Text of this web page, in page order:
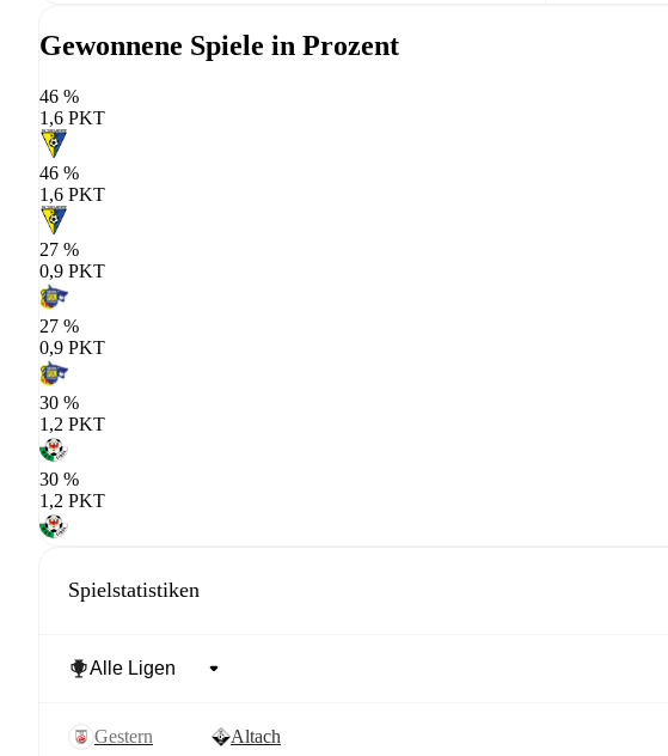
Gewonnene Spiele in Prozent
46 %
1,6 PKT
46 %
1,6 PKT
27 %
0,9 PKT
27 %
0,9 PKT
30 %
1,2 PKT
30 %
1,2 PKT
Spielstatistiken
gestern Altach